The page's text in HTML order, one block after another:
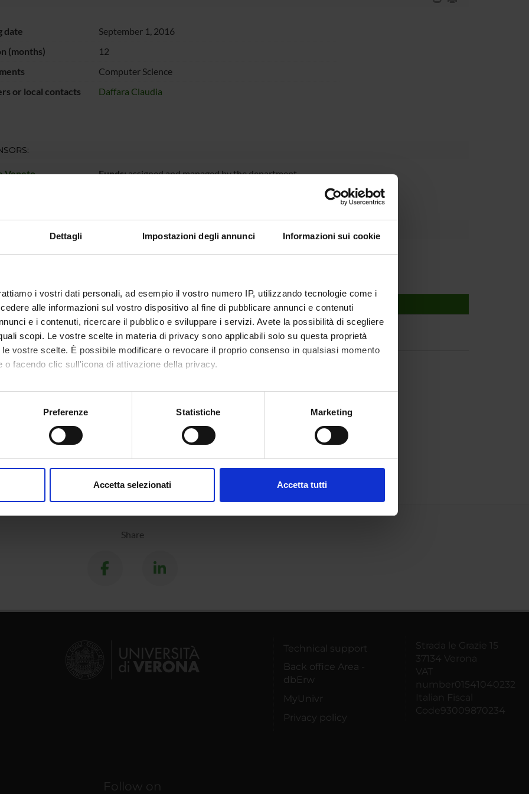
Dettagli Impostazioni degli annunci Informazioni sui cookie
i vostri dati personali, ad esempio il vostro numero IP, utilizzando tecnologie come i
alle informazioni sul vostro dispositivo al fine di pubblicare annunci e contenuti
e i contenuti, ricercare il pubblico e sviluppare i servizi. Avete la possibilità di scegliere
scopi. Le vostre scelte in materia di privacy sono applicabili solo su questa proprietà
vostre scelte. È possibile modificare o revocare il proprio consenso in qualsiasi momento
o facendo clic sull'icona di attivazione della privacy.
anche:
sulla tua posizione geografica, con un'approssimazione di qualche metro,
in qualsiasi momento dalla Dichiarazione sui cookie.
Preferenze Statistiche Marketing
Accetta selezionati Accetta tutti
date
September 1, 2016
(months)
12
Computer Science
or local contacts
Daffara Claudia
Veneto Funds:assigned and managed by the department
Daffara Associate Professor
AREAS INVOLVED IN THE PROJECT
physics to cultural heritage
Share
Technical support
Back office Area -
dbErw
MyUnivr
Privacy policy
Strada le Grazie 15
37134 Verona
VAT
number01541040232
Italian Fiscal
Code93009870234
Follow on